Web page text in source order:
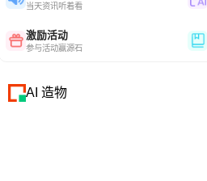
当天资讯听着看
激励活动
参与活动赢源石
AI 造物